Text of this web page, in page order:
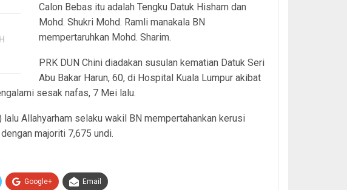
Calon Bebas itu adalah Tengku Datuk Hisham dan
Mohd. Shukri Mohd. Ramli manakala BN
mempertaruhkan Mohd. Sharim.
PRK DUN Chini diadakan susulan kematian Datuk Seri
Abu Bakar Harun, 60, di Hospital Kuala Lumpur akibat
sesak nafas, 7 Mei lalu.
Allahyarham selaku wakil BN mempertahankan kerusi
majoriti 7,675 undi.
Google+ Email